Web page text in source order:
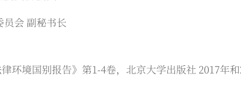
会 副秘书长
境国别报告》第1-4卷，北京大学出版社 2017年